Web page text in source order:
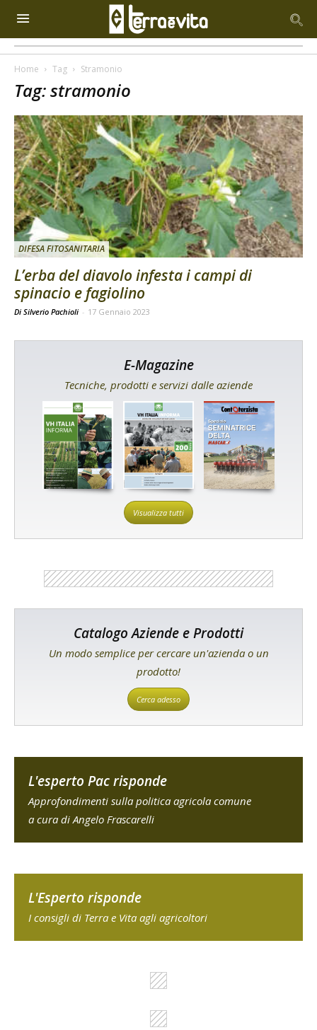
Home Tag Stramonio
Tag: stramonio
DIFESA FITOSANITARIA
L’erba del diavolo infesta i campi di
spinacio e fagiolino
Di Silverio Pachioli - 17 Gennaio 2023
E-Magazine
Tecniche, prodotti e servizi dalle aziende
Visualizza tutti
Catalogo Aziende e Prodotti
Un modo semplice per cercare un'azienda o un
prodotto!
Cerca adesso
L'esperto Pac risponde
Approfondimenti sulla politica agricola comune
a cura di Angelo Frascarelli
L'Esperto risponde
I consigli di Terra e Vita agli agricoltori